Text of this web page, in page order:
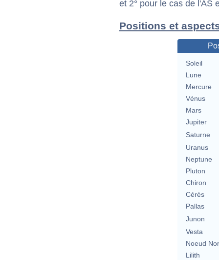
et 2° pour le cas de l'AS
Positions et
Soleil
Lune
Mercure
Vénus
Mars
Jupiter
Saturne
Uranus
Neptune
Pluton
Chiron
Cérès
Pallas
Junon
Vesta
Noeud
Lilith